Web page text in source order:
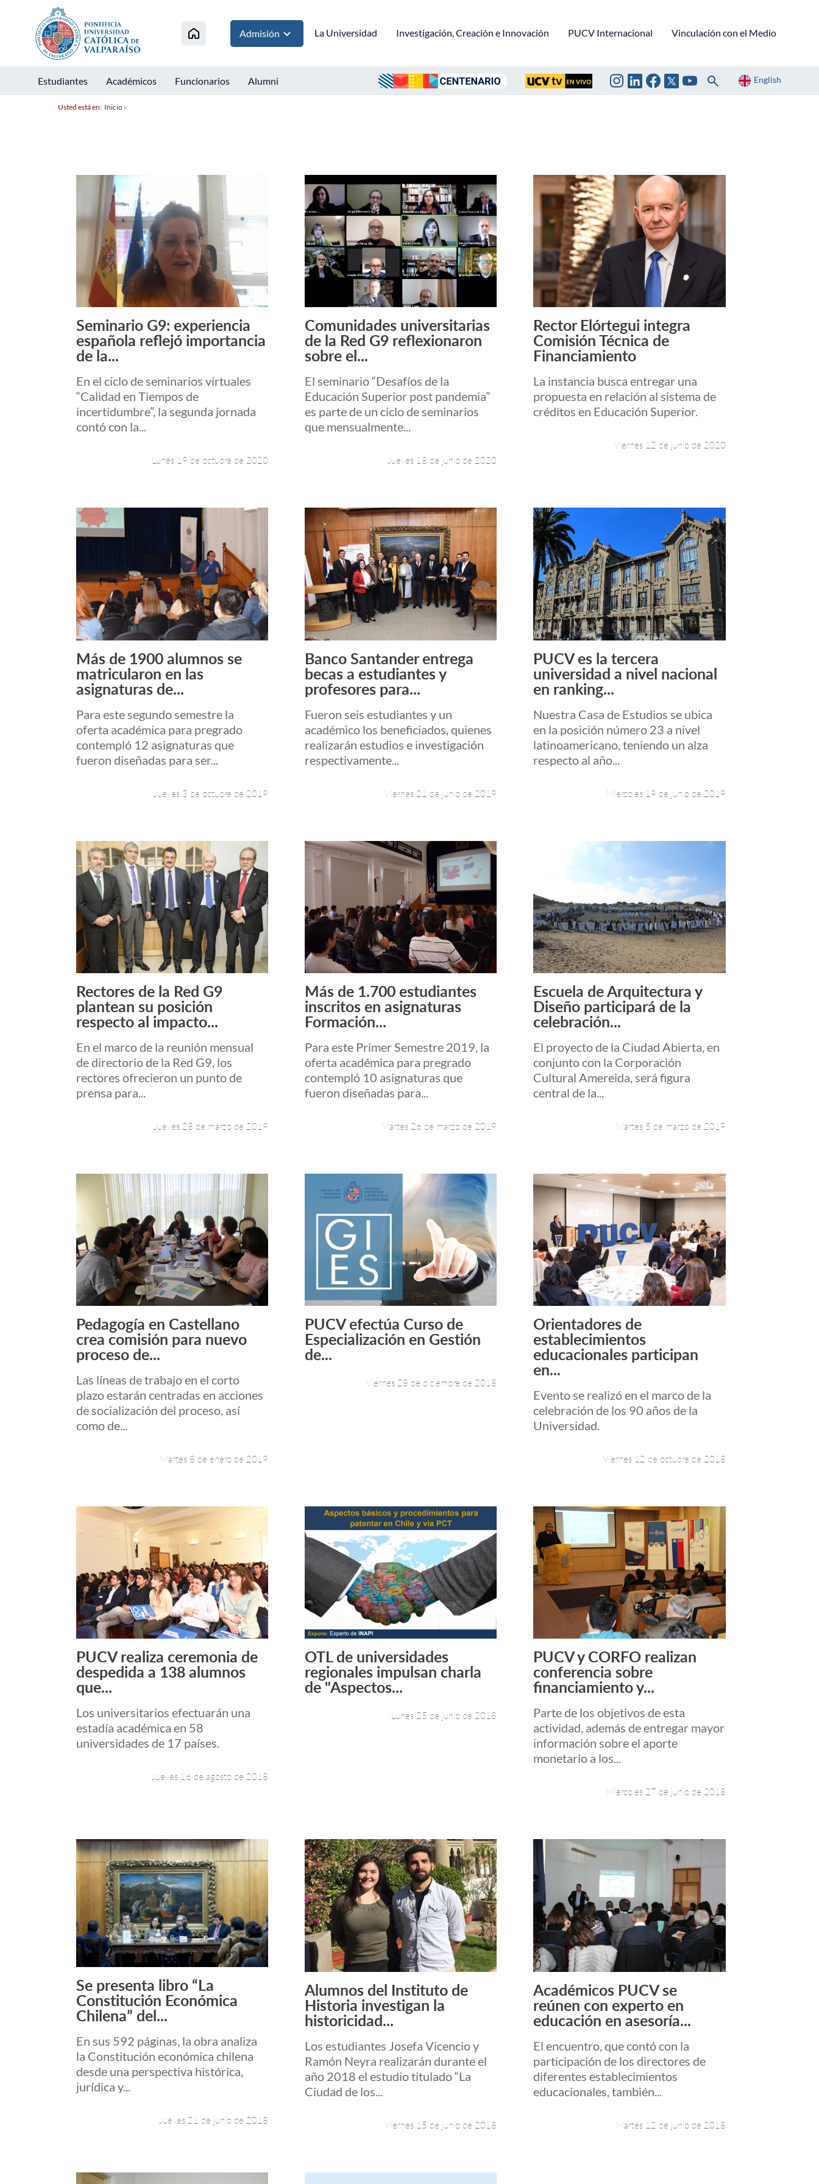
Admisión La Universidad Investigación, Creación e Innovación PUCV Internacional Vinculación con el Medio
Estudiantes Académicos Funcionarios Alumni English
Usted está en: Inicio›
Leer más +
Seminario G9: experiencia
española reflejó importancia
de la...
En el ciclo de seminarios virtuales
“Calidad en Tiempos de
incertidumbre”, la segunda jornada
contó con la...
Lunes 19 de octubre de 2020
Leer más +
Comunidades universitarias
de la Red G9 reflexionaron
sobre el...
El seminario “Desafíos de la
Educación Superior post pandemia”
es parte de un ciclo de seminarios
que mensualmente...
Jueves 18 de junio de 2020
Leer más +
Rector Elórtegui integra
Comisión Técnica de
Financiamiento
La instancia busca entregar una
propuesta en relación al sistema de
créditos en Educación Superior.
Viernes 12 de junio de 2020
Leer más +
Más de 1900 alumnos se
matricularon en las
asignaturas de...
Para este segundo semestre la
oferta académica para pregrado
contempló 12 asignaturas que
fueron diseñadas para ser...
Jueves 3 de octubre de 2019
Leer más +
Banco Santander entrega
becas a estudiantes y
profesores para...
Fueron seis estudiantes y un
académico los beneficiados, quienes
realizarán estudios e investigación
respectivamente...
Viernes 21 de junio de 2019
Leer más +
PUCV es la tercera
universidad a nivel nacional
en ranking...
Nuestra Casa de Estudios se ubica
en la posición número 23 a nivel
latinoamericano, teniendo un alza
respecto al año...
Miércoles 19 de junio de 2019
Leer más +
Rectores de la Red G9
plantean su posición
respecto al impacto...
En el marco de la reunión mensual
de directorio de la Red G9, los
rectores ofrecieron un punto de
prensa para...
Jueves 28 de marzo de 2019
Leer más +
Más de 1.700 estudiantes
inscritos en asignaturas
Formación...
Para este Primer Semestre 2019, la
oferta académica para pregrado
contempló 10 asignaturas que
fueron diseñadas para...
Martes 26 de marzo de 2019
Leer más +
Escuela de Arquitectura y
Diseño participará de la
celebración...
El proyecto de la Ciudad Abierta, en
conjunto con la Corporación
Cultural Amereida, será figura
central de la...
Martes 5 de marzo de 2019
Leer más +
Pedagogía en Castellano
crea comisión para nuevo
proceso de...
Las líneas de trabajo en el corto
plazo estarán centradas en acciones
de socialización del proceso, así
como de...
Martes 8 de enero de 2019
Leer más +
PUCV efectúa Curso de
Especialización en Gestión
de...
Viernes 28 de diciembre de 2018
Orientadores de
establecimientos
educacionales participan
en...
Evento se realizó en el marco de la
celebración de los 90 años de la
Universidad.
Viernes 12 de octubre de 2018
Leer más +
PUCV realiza ceremonia de
despedida a 138 alumnos
que...
Los universitarios efectuarán una
estadía académica en 58
universidades de 17 países.
Jueves 16 de agosto de 2018
Leer más +
OTL de universidades
regionales impulsan charla
de "Aspectos...
Lunes 25 de junio de 2018
Leer más +
PUCV y CORFO realizan
conferencia sobre
financiamiento y...
Parte de los objetivos de esta
actividad, además de entregar mayor
información sobre el aporte
monetario a los...
Miércoles 27 de junio de 2018
Leer más +
Se presenta libro “La
Constitución Económica
Chilena” del...
En sus 592 páginas, la obra analiza
la Constitución económica chilena
desde una perspectiva histórica,
jurídica y...
Jueves 21 de junio de 2018
Leer más +
Alumnos del Instituto de
Historia investigan la
historicidad...
Los estudiantes Josefa Vicencio y
Ramón Neyra realizarán durante el
año 2018 el estudio titulado “La
Ciudad de los...
Viernes 15 de junio de 2018
Leer más +
Académicos PUCV se
reúnen con experto en
educación en asesoría...
El encuentro, que contó con la
participación de los directores de
diferentes establecimientos
educacionales, también...
Martes 12 de junio de 2018